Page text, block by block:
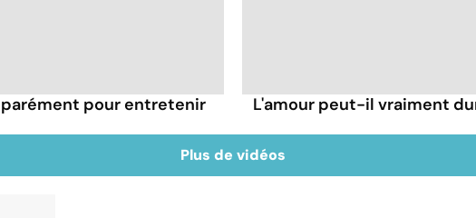
pour entretenir
L'amour peut-il vraiment
Plus de vidéos